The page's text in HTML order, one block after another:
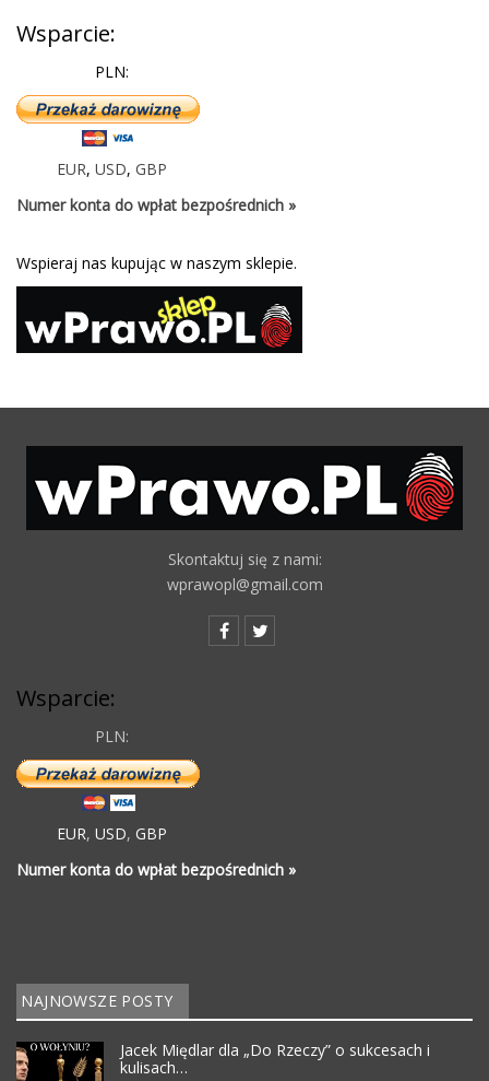
Wsparcie:
PLN:
EUR, USD, GBP
Numer konta do wpłat bezpośrednich »
Wspieraj nas kupując w naszym sklepie.
Skontaktuj się z nami:
wprawopl@gmail.com
Wsparcie:
PLN:
EUR, USD, GBP
Numer konta do wpłat bezpośrednich »
NAJNOWSZE POSTY
Jacek Międlar dla „Do Rzeczy” o sukcesach i
kulisach…